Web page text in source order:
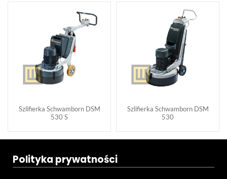
Szlifierka Schwamborn DSM
530 S
Szlifierka Schwamborn DSM
530
Polityka prywatności